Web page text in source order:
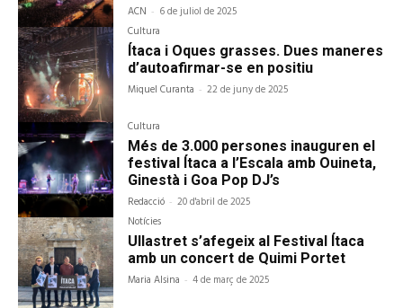
ACN - 6 de juliol de 2025
Cultura
Ítaca i Oques grasses. Dues maneres
d’autoafirmar-se en positiu
Miquel Curanta - 22 de juny de 2025
Cultura
Més de 3.000 persones inauguren el
festival Ítaca a l’Escala amb Ouineta,
Ginestà i Goa Pop DJ’s
Redacció - 20 d'abril de 2025
Notícies
Ullastret s’afegeix al Festival Ítaca
amb un concert de Quimi Portet
Maria Alsina - 4 de març de 2025